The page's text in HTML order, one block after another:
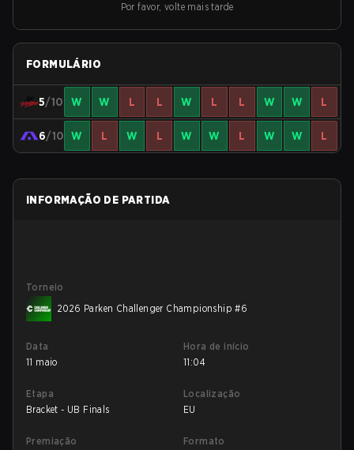
Por favor, volte mais tarde
FORMULÁRIO
5/10 W W L L W L L W W L
6/10 W L W L W W L W W L
INFORMAÇÃO DE PARTIDA
Torneio
2026 Parken Challenger Championship #6
Data
11 maio
Hora de início
11:04
Etapa
Bracket - UB Finals
Localização
EU
Premiação
Formato